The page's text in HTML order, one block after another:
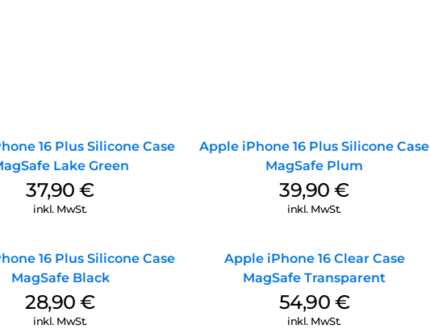
16 Plus Silicone Case
Lake Green
37,90€
inkl. MwSt.
Apple iPhone 16 Plus Silicone Case
MagSafe Plum
39,90€
inkl. MwSt.
16 Plus Silicone Case
MagSafe Black
28,90€
inkl. MwSt.
Apple iPhone 16 Clear Case
MagSafe Transparent
54,90 €
inkl. MwSt.